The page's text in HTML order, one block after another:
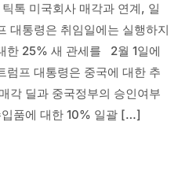
톡 미국회사 매각과 연계, 일
대통령은 취임일에는 실행하지
한 25% 새 관세를 2월 1일에
럼프 대통령은 중국에 대한 추
각 딜과 중국정부의 승인여부
품에 대한 10% 일괄 […]